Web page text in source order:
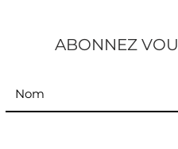
ABONNEZ